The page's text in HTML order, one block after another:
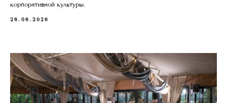
корпоративной культуры.
26.06.2026